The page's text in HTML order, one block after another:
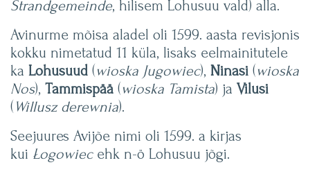
Strandgemeinde, hilisem Lohusuu vald) alla.
Avinurme mõisa aladel oli 1599. aasta revisjonis
kokku nimetatud 11 küla, lisaks eelmainitutele
ka Lohusuud (wioska Jugowiec), Ninasi (wioska
Nos), Tammispää (wioska Tamista) ja Vilusi
( Willusz derewnia).
Seejuures Avijõe nimi oli 1599. a kirjas
kui Łogowiecehk n-ö Lohusuu jõgi.